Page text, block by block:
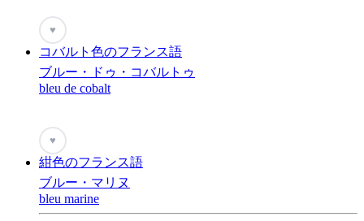
♥
コバルト色のフランス語
ブルー・ドゥ・コバルトゥ
bleu de cobalt
♥
紺色のフランス語
ブルー・マリヌ
bleu marine